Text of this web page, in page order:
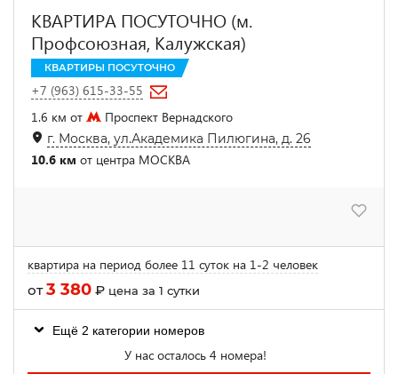
КВАРТИРА ПОСУТОЧНО (м.
Профсоюзная, Калужская)
КВАРТИРЫ ПОСУТОЧНО
+7 (963) 615-33-55
1.6 км от
Проспект Вернадского
г. Москва, ул.Академика Пилюгина, д. 26
10.6 км от центра МОСКВА
квартира на период более 11 суток на 1-2 человек
от3 380 ₽ цена за 1 сутки
Ещё 2 категории номеров
У нас осталось 4 номера!